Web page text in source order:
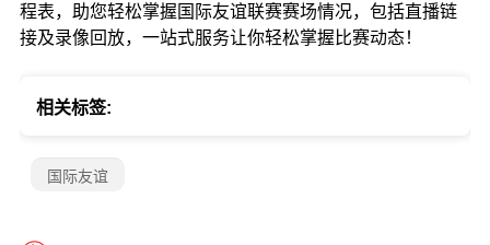
程表，助您轻松掌握国际友谊联赛赛场情况，包括直播链
接及录像回放，一站式服务让你轻松掌握比赛动态！
相关标签:
国际友谊